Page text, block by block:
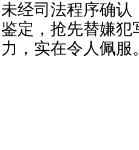
未经司法程序确认
鉴定，抢先替嫌犯
力，实在令人佩服。